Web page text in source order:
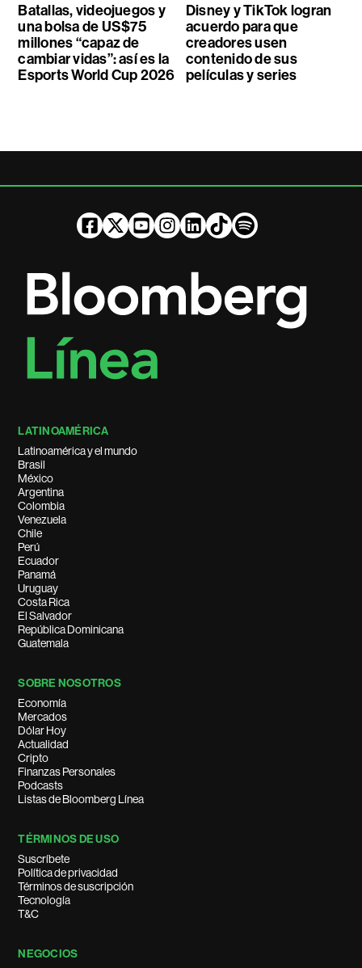
Batallas, videojuegos y
una bolsa de US$75
millones “capaz de
cambiar vidas”: así es la
Esports World Cup 2026
Disney y TikTok logran
acuerdo para que
creadores usen
contenido de sus
películas y series
LATINOAMÉRICA
Latinoamérica y el mundo
Brasil
México
Argentina
Colombia
Venezuela
Chile
Perú
Ecuador
Panamá
Uruguay
Costa Rica
El Salvador
República Dominicana
Guatemala
SOBRE NOSOTROS
Economía
Mercados
Dólar Hoy
Actualidad
Cripto
Finanzas Personales
Podcasts
Listas de Bloomberg Línea
TÉRMINOS DE USO
Suscríbete
Política de privacidad
Términos de suscripción
Tecnología
T&C
NEGOCIOS